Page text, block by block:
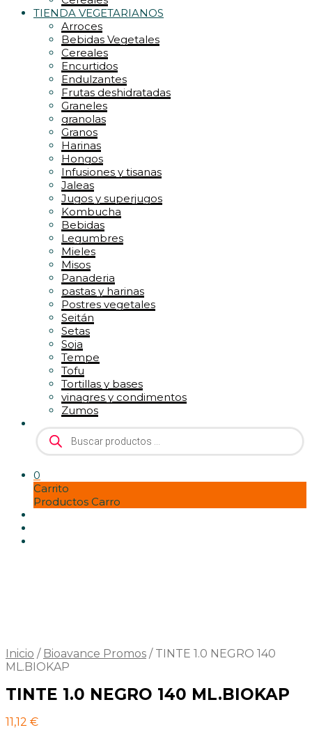
TIENDA VEGETARIANOS
Arroces
Bebidas Vegetales
Cereales
Encurtidos
Endulzantes
Frutas deshidratadas
Graneles
granolas
Granos
Harinas
Hongos
Infusiones y tisanas
Jaleas
Jugos y superjugos
Kombucha
Bebidas
Legumbres
Mieles
Misos
Panaderia
pastas y harinas
Postres vegetales
Seitán
Setas
Soja
Tempe
Tofu
Tortillas y bases
vinagres y condimentos
Zumos
Búsqueda
de
productos
0
Carrito
Productos Carro
Inicio / Bioavance Promos /TINTE 1.0 NEGRO 140
ML.BIOKAP
TINTE 1.0 NEGRO 140 ML.BIOKAP
11,12 €